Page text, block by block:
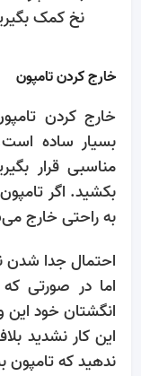
نخ کمک
خارج کردن تامپون
خارج کردن
بسیار ساده
مناسبی قرار
بکشید. اگر
به راحتی خارج
احتمال جدا شدن
اما در صورتی که
انگشتان خود این
این کار نشدید
ندهید که تامپون بیش از ۸ ساعت در